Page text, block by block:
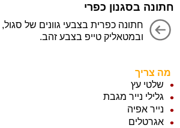
חתונה בסגנון כפרי
חתונה כפרית בצבעי גוונים של
ובמטאליק טייפ בצבע זהב.
מה צריך
שלטי עץ
גלילי נייר מגבת
נייר אפיה
אגרטלים